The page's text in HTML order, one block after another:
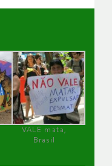
VALE mata,
Brasil